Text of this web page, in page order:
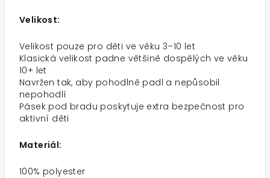
Velikost:
Velikost pouze pro děti ve věku 3–10 let
Klasická velikost padne většině dospělých ve věku
10+ let
Navržen tak, aby pohodlně padl a nepůsobil
nepohodlí
Pásek pod bradu poskytuje extra bezpečnost pro
aktivní děti
Materiál:
100% polyester